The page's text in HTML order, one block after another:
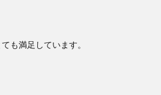
も満足しています。